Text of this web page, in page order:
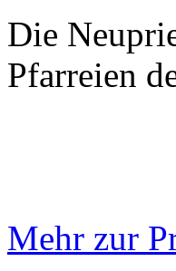
Die
Pfarreien
Mehr zur